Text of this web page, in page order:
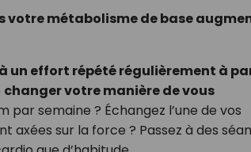
votre métabolisme de base
un effort répété régulièrement à
changer votre manière de vous
par semaine ? Échangez l’une de vos
axées sur la force ? Passez à des